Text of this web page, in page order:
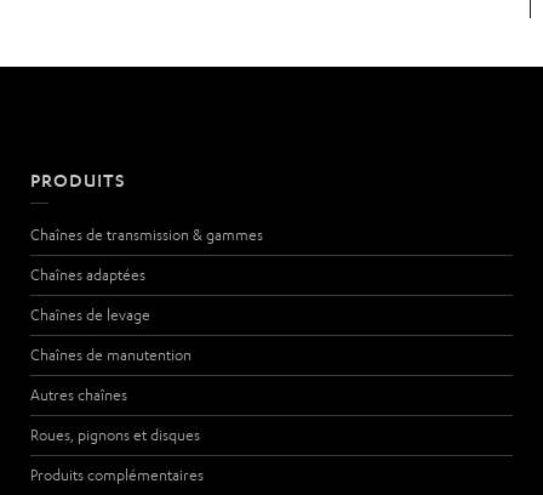
PRODUITS
Chaînes de transmission & gammes
Chaînes adaptées
Chaînes de levage
Chaînes de manutention
Autres chaînes
Roues, pignons et disques
Produits complémentaires